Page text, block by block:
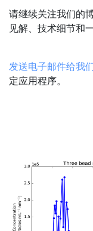
请继续关注我们的
见解、技术细节和
发送电子邮件给我
定应用程序。